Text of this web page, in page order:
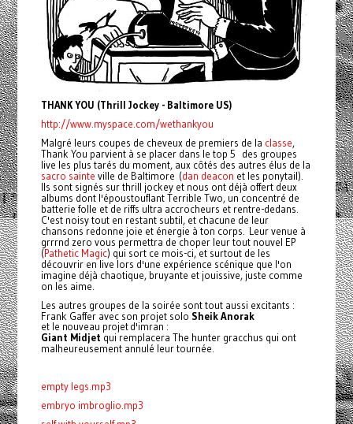
THANK YOU (Thrill Jockey - Baltimore US)
http://www.myspace.com/wethankyou
Malgré leurs coupes de cheveux de premiers de la classe,
Thank You parvient à se placer dans le top 5 des groupes
live les plus tarés du moment, aux côtés des autres élus de la
sacro sainte ville de Baltimore (dan deacon et les ponytail).
Ils sont signés sur thrill jockey et nous ont déjà offert deux
albums dont l'époustouflant Terrible Two, un concentré de
batterie folle et de riffs ultra accrocheurs et rentre-dedans.
C'est noisy tout en restant subtil, et chacune de leur
chansons redonne joie et énergie à ton corps. Leur venue à
grrrnd zero vous permettra de choper leur tout nouvel EP
(Pathetic Magic) qui sort ce mois-ci, et surtout de les
découvrir en live lors d'une expérience scénique que l'on
imagine déjà chaotique, bruyante et jouissive, juste comme
on les aime.
Les autres groupes de la soirée sont tout aussi excitants :
Frank Gaffer avec son projet solo Sheik Anorak
et le nouveau projet d'imran :
Giant Midjet qui remplacera The hunter gracchus qui ont
malheureusement annulé leur tournée.
empty legs.mp3
embryo imbroglio.mp3